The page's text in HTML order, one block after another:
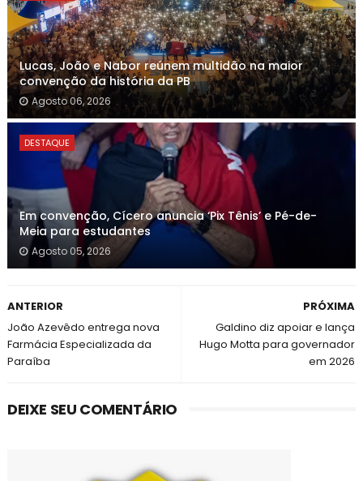
Lucas, João e Nabor reúnem multidão na maior
convenção da história da PB
Agosto 06, 2026
DESTAQUE
Em convenção, Cícero anuncia ‘Pix Tênis’ e Pé-de-
Meia para estudantes
Agosto 05, 2026
PRÓXIMA
Galdino diz apoiar e lança
Hugo Motta para governador
em 2026
ANTERIOR
João Azevêdo entrega nova
Farmácia Especializada da
Paraíba
DEIXE SEU COMENTÁRIO